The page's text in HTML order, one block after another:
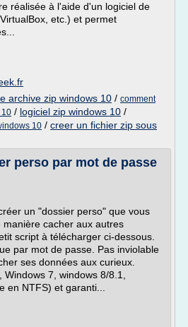
réalisée à l'aide d'un logiciel de
etc.) et permet
archive zip windows 10 / comment
10 / logiciel zip windows 10 /
10 / creer un fichier zip sous
perso par mot de passe
un "dossier perso" que vous
cacher aux autres
script à télécharger ci-dessous.
par mot de passe. Pas inviolable
ses données aux curieux.
7, windows 8/8.1,
en NTFS) et garanti...